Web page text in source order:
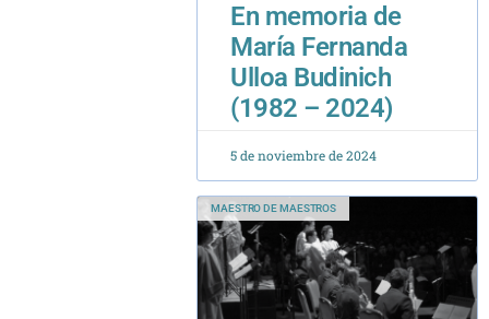
En memoria de
María Fernanda
Ulloa Budinich
(1982 – 2024)
5 de noviembre de 2024
MAESTRO DE MAESTROS